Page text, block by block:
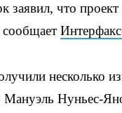
заявил, что
сообщает
несколько
Нуньес-